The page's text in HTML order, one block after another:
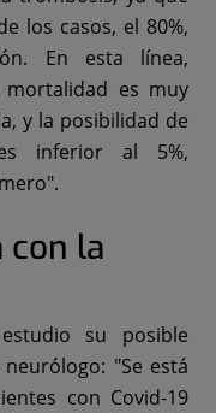
los casos, el 80%,
En esta línea,
es muy
y la posibilidad de
inferior al 5%,
con la
su posible
"Se está
con Covid-19